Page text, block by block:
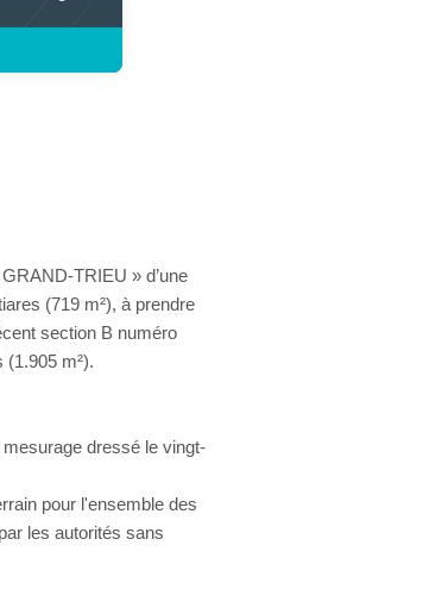
TRIEU » d’une
(719 m²), à prendre
section B numéro
(1.905 m²).
dressé le vingt-
pour l'ensemble des
les autorités sans